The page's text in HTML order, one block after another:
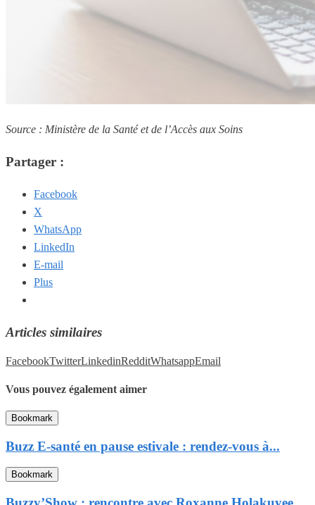
Source : Ministère de la Santé et de l’Accès aux Soins
Partager :
Facebook
X
WhatsApp
LinkedIn
E-mail
Plus
Articles similaires
FacebookTwitterLinkedinRedditWhatsappEmail
Vous pouvez également aimer
Bookmark
Buzz E-santé en pause estivale : rendez-vous à...
Bookmark